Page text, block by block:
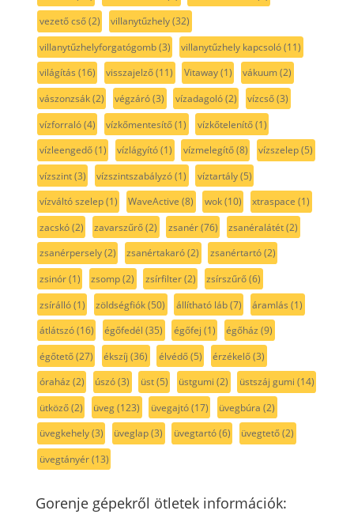
vezető cső(2) villanytűzhely(32)
villanytűzhelyforgatógomb(3) villanytűzhely kapcsoló(11)
világítás (16) visszajelző(11) Vitaway(1) vákuum(2)
vászonzsák(2) végzáró(3) vízadagoló(2) vízcső(3)
vízforraló(4) vízkőmentesítő(1) vízkőtelenítő(1)
vízleengedő(1) vízlágyító(1) vízmelegítő(8) vízszelep(5)
vízszint(3) vízszintszabályzó(1) víztartály(5)
vízváltó szelep(1) WaveActive (8) wok(10) xtraspace (1)
zacskó(2) zavarszűrő(2) zsanér(76) zsanéralátét(2)
zsanérpersely(2) zsanértakaró(2) zsanértartó(2)
zsinór(1) zsomp(2) zsírfilter(2) zsírszűrő(6)
zsírálló(1) zöldségfiók(50) állítható láb(7) áramlás (1)
átlátszó(16) égőfedél (35) égőfej (1) égőház (9)
égőtető(27) ékszíj (36) élvédő(5) érzékelő(3)
óraház (2) úszó(3) üst(5) üstgumi (2) üstszáj gumi (14)
ütköző(2) üveg(123) üvegajtó(17) üvegbúra (2)
üvegkehely(3) üveglap(3) üvegtartó(6) üvegtető(2)
üvegtányér(13)
Gorenje gépekről ötletek információk: